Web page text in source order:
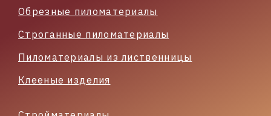
Обрезные пиломатериалы
Строганные пиломатериалы
Пиломатериалы из лиственницы
Клееные изделия